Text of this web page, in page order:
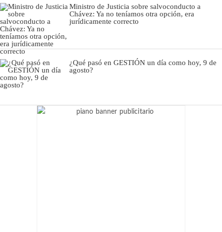
Ministro de Justicia sobre salvoconducto a
Chávez: Ya no teníamos otra opción, era
jurídicamente correcto
¿Qué pasó en GESTIÓN un día como hoy, 9 de
agosto?